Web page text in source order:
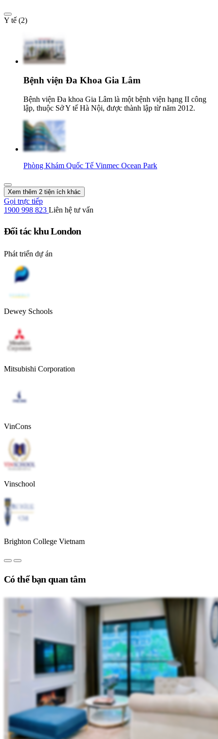
Y tế (2)
Bệnh viện Đa Khoa Gia Lâm
Bệnh viện Đa khoa Gia Lâm là một bệnh viện hạng II công
lập, thuộc Sở Y tế Hà Nội, được thành lập từ năm 2012.
Phòng Khám Quốc Tế Vinmec Ocean Park
Xem thêm 2 tiện ích khác
Gọi trực tiếp
1900 998 823 Liên hệ tư vấn
Đối tác khu London
Phát triển dự án
Dewey Schools
Mitsubishi Corporation
VinCons
Vinschool
Brighton College Vietnam
Có thể bạn quan tâm